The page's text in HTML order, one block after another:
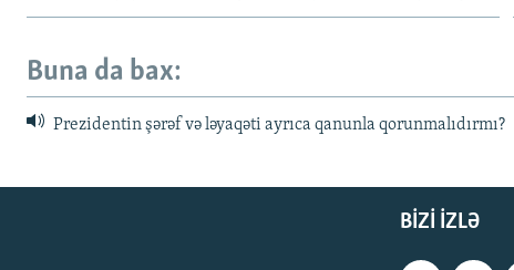
Buna da bax:
Prezidentin şərəf və ləyaqəti ayrıca qanunla qorunmalıdırmı?
BIZI IZLƏ